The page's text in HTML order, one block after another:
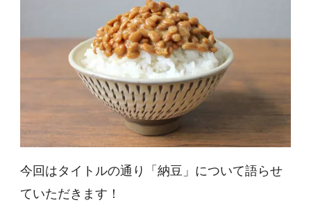
今回はタイトルの通り「納豆」について語らせ
ていただきます！